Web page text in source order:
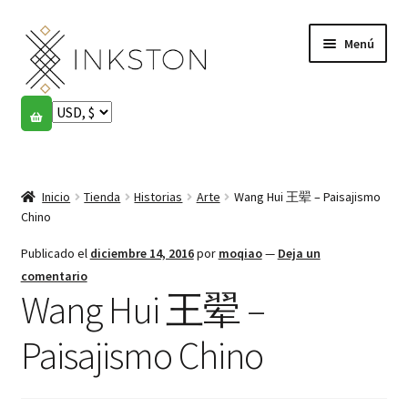
Ir
la
navegación
Ir
al
contenido
Menú
Tienda
menú
English
Español
Français
Comunidad
Inicio Tienda Historias Arte
Wang Hui 王翚 – Paisajismo
Chino
Publicado el diciembre 14, 2016por moqiao— Deja un
comentario
Wang Hui 王翚 –
Paisajismo Chino